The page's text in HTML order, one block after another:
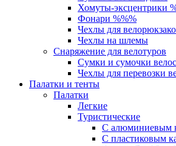
Хомуты-эксцентрики
Фонари %%%
Чехлы для
Чехлы на шлемы
Снаряжение для велотуров
Сумки и сумочки
Чехлы для перевозки
Палатки и тенты
Палатки
Легкие
Туристические
С алюминиевым
С пластиковым